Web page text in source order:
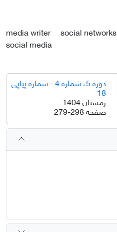
media writer social networks
social media
دوره 5، شماره 4 - شماره پیاپی
18
زمستان 1404
صفحه279-298